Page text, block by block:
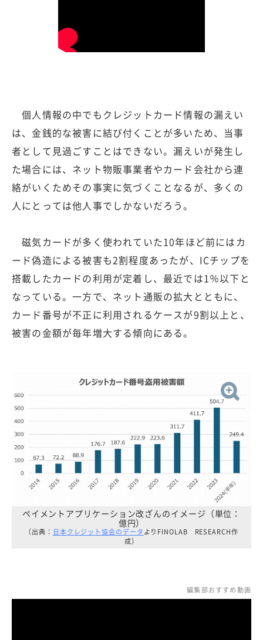
個人情報の中でもクレジットカード情報の漏えい
は、金銭的な被害に結び付くことが多いため、当事
者として見過ごすことはできない。漏えいが発生し
た場合には、ネット物販事業者やカード会社から連
絡がいくためその事実に気づくことなるが、多くの
人にとっては他人事でしかないだろう。
磁気カードが多く使われていた10年ほど前にはカ
ード偽造による被害も2割程度あったが、ICチップを
搭載したカードの利用が定着し、最近では1％以下と
なっている。一方で、ネット通販の拡大とともに、
カード番号が不正に利用されるケースが9割以上と、
被害の金額が毎年増大する傾向にある。
ペイメントアプリケーション改ざんのイメージ（単位：
億円）
（出典： 日本クレジット協会のデータよりFINOLAB RESEARCH作
成）
編集部おすすめ動画